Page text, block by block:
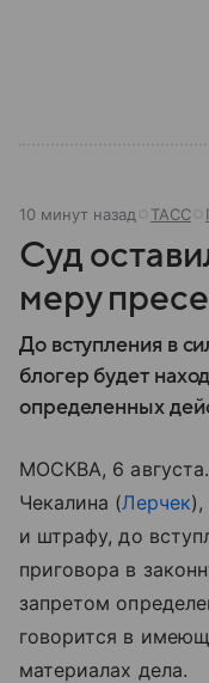
10 минут назад ТАСС
Суд
меру
До вступления в
блогер будет
определенных
МОСКВА, 6
Чекалина (Лерчек),
и штрафу, до
приговора в
запретом
говорится в
материалах дела.